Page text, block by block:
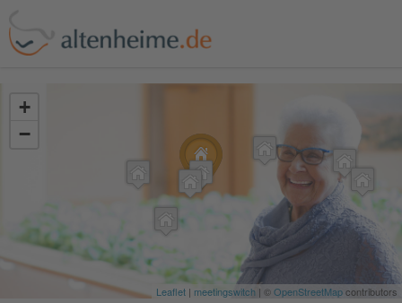
+
−
Leaflet | meetingswitch | ©OpenStreetMapcontributors